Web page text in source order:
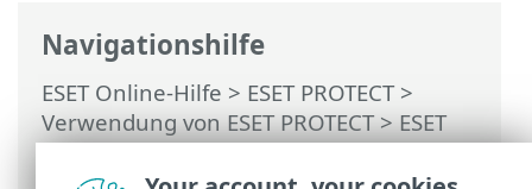
Navigationshilfe
ESET Online-Hilfe > ESET PROTECT>
Verwendung von ESET PROTECT>ESET
PROTECT for Managed Service Providers
> Einrichtung von MSP-Kunde